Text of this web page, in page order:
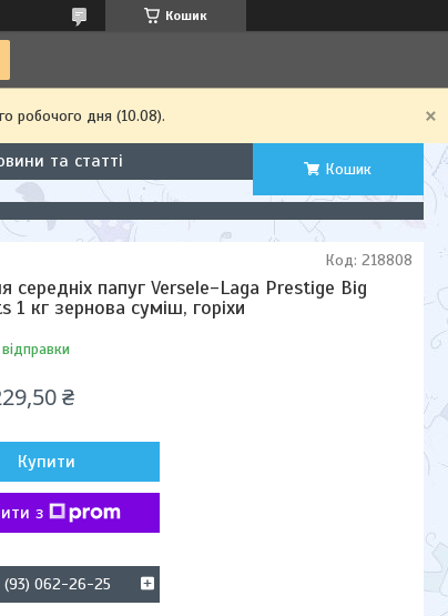
Кошик
робочого дня (10.08).
та статті Кошик
середніх папуг Versele-Laga Prestige Big
1 кг зернова суміш, горіхи
Код: 218808
₴
Купити
з
(93) 062-26-25